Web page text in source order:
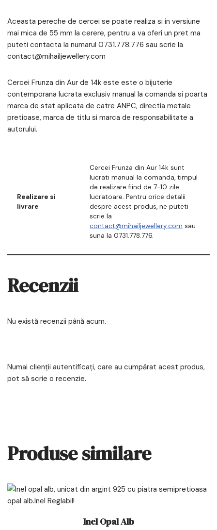
Aceasta pereche de cercei se poate realiza si in versiune
mai mica de 55 mm la cerere, pentru a va oferi un pret ma
puteti contacta la numarul 0731.778.776 sau scrie la
contact@mihailjewellery.com
Cercei Frunza din Aur de 14k este este o bijuterie
contemporana lucrata exclusiv manual la comanda si poarta
marca de stat aplicata de catre ANPC, directia metale
pretioase, marca de titlu si marca de responsabilitate a
autorului.
Realizare si
livrare
Cercei Frunza din Aur 14k sunt
lucrati manual la comanda, timpul
de realizare fiind de 7-10 zile
lucratoare. Pentru orice detalii
despre acest produs, ne puteti
scrie la
contact@mihailjewellery.com sau
suna la 0731.778.776.
Recenzii
Nu există recenzii până acum.
Numai clienții autentificați, care au cumpărat acest produs,
pot să scrie o recenzie.
Produse similare
Inel Opal Alb